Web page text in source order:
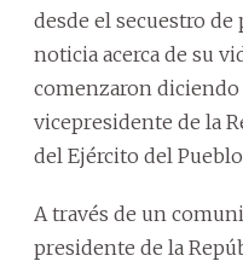
desde el secuestro
noticia acerca de su
comenzaron diciendo
vicepresidente de la
del Ejército del Pueblo
A través de un
presidente de la